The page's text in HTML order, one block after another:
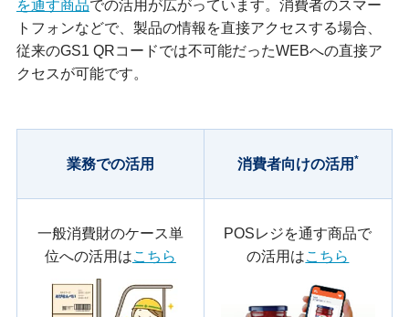
を通す商品での活用が広がっています。消費者のスマー
トフォンなどで、製品の情報を直接アクセスする場合、
従来のGS1 QRコードでは不可能だったWEBへの直接ア
クセスが可能です。
業務での活用 消費者向けの活用 *
一般消費財のケース単
位への活用はこちら
POSレジを通す商品で
の活用はこちら